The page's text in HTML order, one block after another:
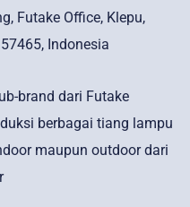
Futake Office, Klepu,
Indonesia
brand dari Futake
berbagai tiang lampu
maupun outdoor dari